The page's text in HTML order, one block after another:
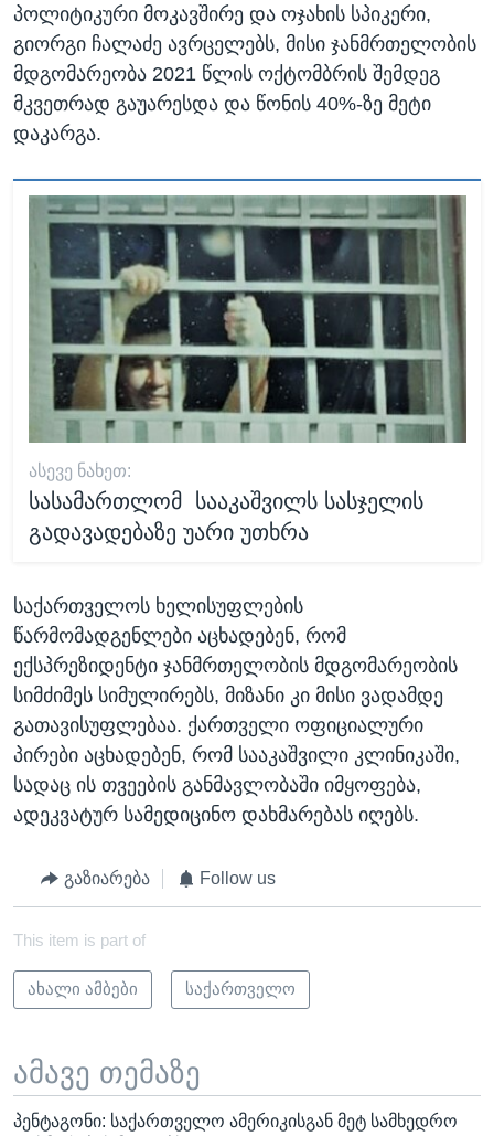
პოლიტიკური მოკავშირე და ოჯახის სპიკერი,
გიორგი ჩალაძე ავრცელებს, მისი ჯანმრთელობის
მდგომარეობა 2021 წლის ოქტომბრის შემდეგ
მკვეთრად გაუარესდა და წონის 40%-ზე მეტი
დაკარგა.
ᲐᲡᲔᲕᲔ ᲜᲐᲮᲔᲗ:
სასამართლომ სააკაშვილს სასჯელის
გადავადებაზე უარი უთხრა
საქართველოს ხელისუფლების
წარმომადგენლები აცხადებენ, რომ
ექსპრეზიდენტი ჯანმრთელობის მდგომარეობის
სიმძიმეს სიმულირებს, მიზანი კი მისი ვადამდე
გათავისუფლებაა. ქართველი ოფიციალური
პირები აცხადებენ, რომ სააკაშვილი კლინიკაში,
სადაც ის თვეების განმავლობაში იმყოფება,
ადეკვატურ სამედიცინო დახმარებას იღებს.
გაზიარება Follow us
This item is part of
ახალი ამბები საქართველო
ამავე თემაზე
პენტაგონი: საქართველო ამერიკისგან მეტ სამხედრო